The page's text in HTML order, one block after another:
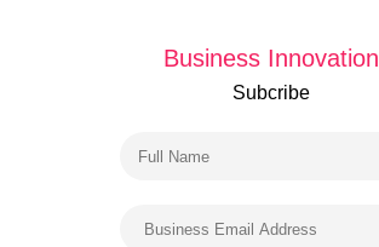
Business Innovation
Subcribe